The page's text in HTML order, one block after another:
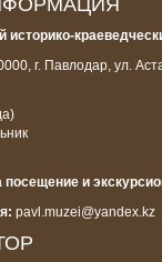
историко-
г. Павлодар, ул.
и
pavl.muzei@yandex.kz